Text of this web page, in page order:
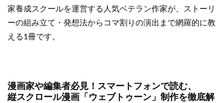
家養成スクールを運営する人気ベテラン作家が、ストーリ
ーの組み立て・発想法からコマ割りの演出まで網羅的に教
える1冊です。
漫画家や編集者必見！スマートフォンで読む、
縦スクロール漫画「ウェブトゥーン」制作を徹底解